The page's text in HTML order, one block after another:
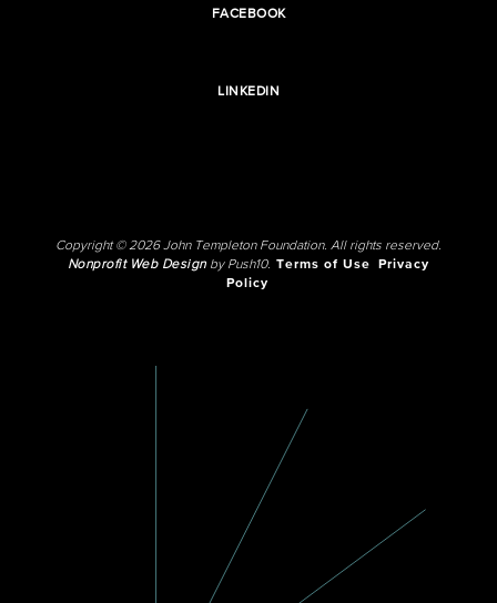
FACEBOOK
LINKEDIN
Copyright © 2026 John Templeton Foundation. All rights reserved.
Nonprofit Web Designby Push10. Terms of Use
Privacy
Policy